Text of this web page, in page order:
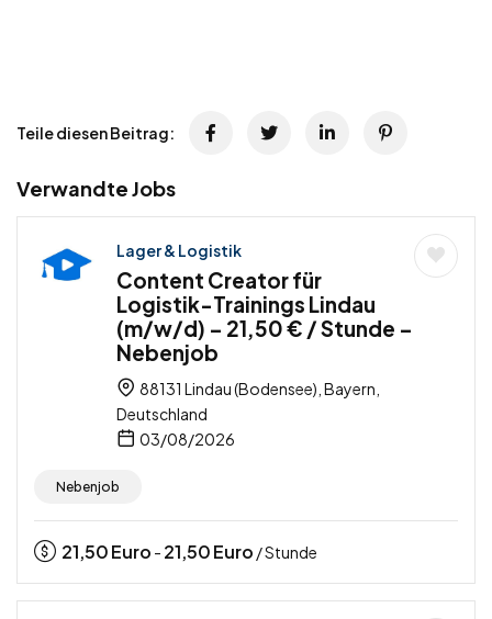
Teile diesen Beitrag:
Verwandte Jobs
Lager & Logistik
Content Creator für
Logistik-Trainings Lindau
(m/w/d) – 21,50 € / Stunde –
Nebenjob
88131 Lindau (Bodensee), Bayern,
Deutschland
03/08/2026
Nebenjob
21,50Euro - 21,50Euro / Stunde